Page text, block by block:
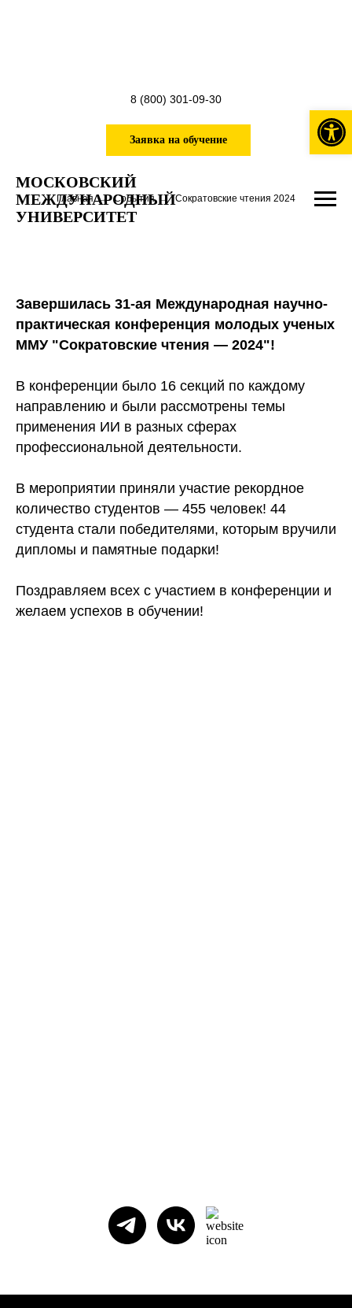
МОСКОВСКИЙ
МЕЖДУНАРОДНЫЙ
УНИВЕРСИТЕТ
8 (800) 301-09-30
Заявка на обучение
Главная → События → Сократовские чтения 2024
Завершилась 31-ая Международная научно-
практическая конференция молодых ученых
ММУ "Сократовские чтения — 2024"!
В конференции было 16 секций по каждому
направлению и были рассмотрены темы
применения ИИ в разных сферах
профессиональной деятельности.
В мероприятии приняли участие рекордное
количество студентов — 455 человек! 44
студента стали победителями, которым вручили
дипломы и памятные подарки!
Поздравляем всех с участием в конференции и
желаем успехов в обучении!